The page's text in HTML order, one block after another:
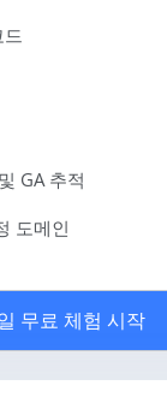
드
GA 추적
도메인
무료 체험 시작